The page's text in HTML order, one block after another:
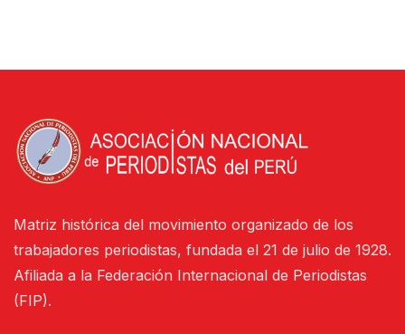
Matriz histórica del movimiento organizado de los
trabajadores periodistas, fundada el 21 de julio de 1928.
Afiliada a la Federación Internacional de Periodistas
(FIP).